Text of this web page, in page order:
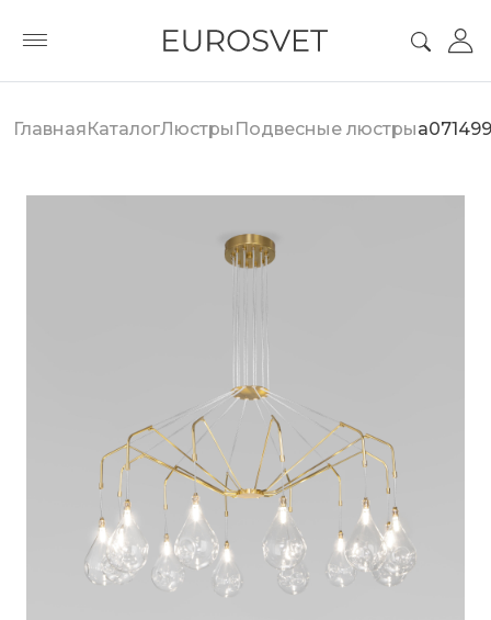
ГлавнаяКаталогЛюстры Подвесные люстрыa071499